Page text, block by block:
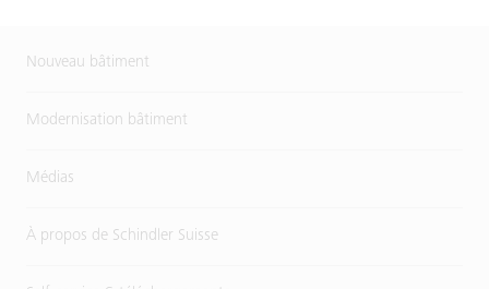
Nouveau bâtiment
Modernisation bâtiment
Médias
À propos de Schindler Suisse